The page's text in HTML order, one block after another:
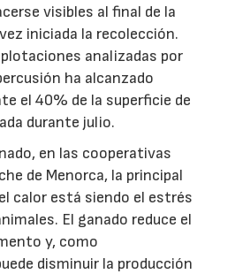
visibles al final de la
iniciada la recolección.
analizadas por
ha alcanzado
el 40% de la superficie de
durante julio.
en las cooperativas
de Menorca, la principal
calor está siendo el estrés
El ganado reduce el
y, como
disminuir la producción